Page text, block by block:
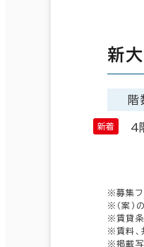
新
階
4
※募集フ
※（案）
※賃貸条
※賃料、
※掲載写